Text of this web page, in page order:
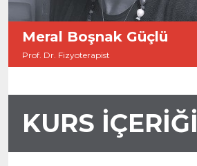
Meral Boşnak Güçlü
Prof. Dr. Fizyoterapist
KURS İÇERİĞİ